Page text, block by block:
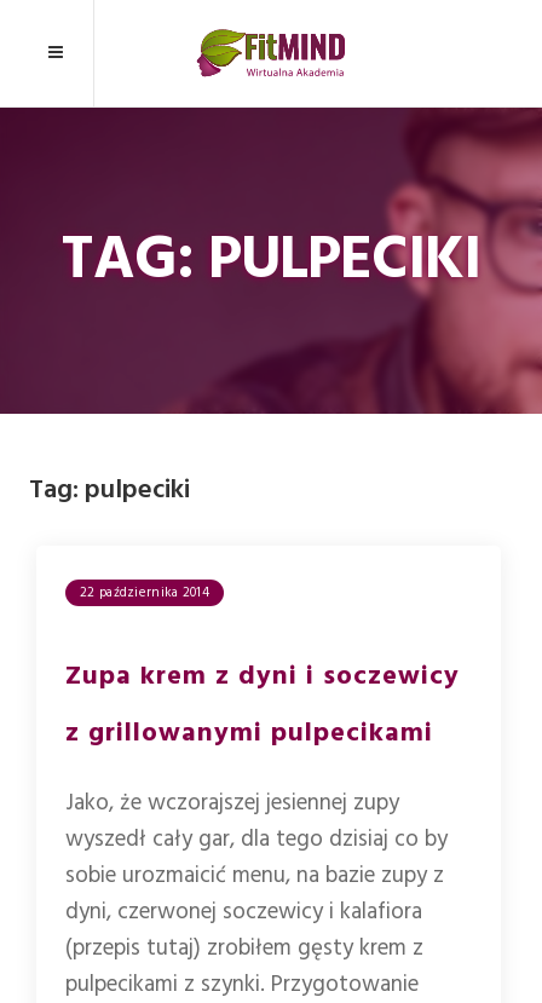
TAG: PULPECIKI
Tag: pulpeciki
22 października 2014
Zupa krem z dyni i soczewicy
z grillowanymi pulpecikami
Jako, że wczorajszej jesiennej zupy
wyszedł cały gar, dla tego dzisiaj co by
sobie urozmaicić menu, na bazie zupy z
dyni, czerwonej soczewicy i kalafiora
(przepis tutaj) zrobiłem gęsty krem z
pulpecikami z szynki. Przygotowanie